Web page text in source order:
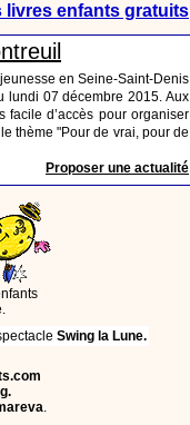
livres enfants gratuits
en Seine-Saint-Denis
lundi 07 décembre 2015. Aux
d’accès pour organiser
thème "Pour de vrai, pour de
Proposer une actualité
Swing la Lune.
.